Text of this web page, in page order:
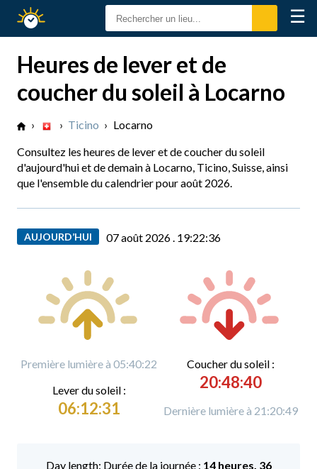
Calendrier
Solaire
☰
Heures de lever et de
coucher du soleil à Locarno
› › Ticino › Locarno
Consultez les heures de lever et de coucher du soleil
d'aujourd'hui et de demain à Locarno, Ticino, Suisse, ainsi
que l'ensemble du calendrier pour août 2026.
AUJOURD’HUI 07 août 2026 . 19:22:37
Première lumière à 05:40:22
Lever du soleil :
06:12:31
Coucher du soleil :
20:48:40
Dernière lumière à 21:20:49
Durée de la journée : 14 heures, 36